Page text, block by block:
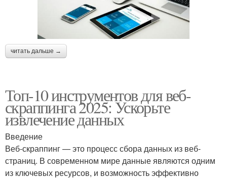
читать дальше →
Топ-10 инструментов для веб-
скраппинга 2025: Ускорьте
извлечение данных
Введение
Веб-скраппинг — это процесс сбора данных из веб-
страниц. В современном мире данные являются одним
из ключевых ресурсов, и возможность эффективно